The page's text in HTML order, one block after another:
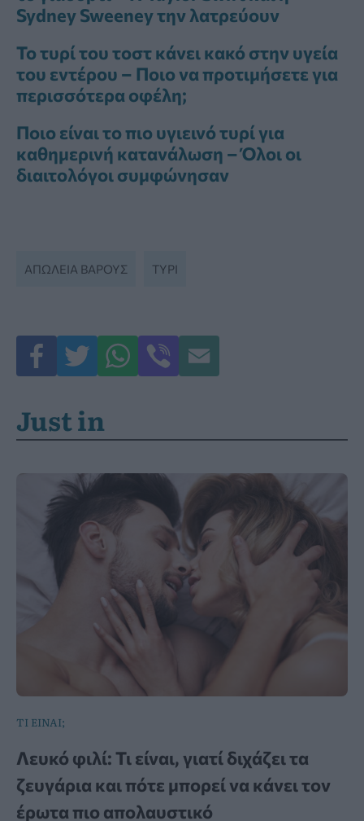
Sydney Sweeney την λατρεύουν
Το τυρί του τοστ κάνει κακό στην υγεία
του εντέρου – Ποιο να προτιμήσετε για
περισσότερα οφέλη;
Ποιο είναι το πιο υγιεινό τυρί για
καθημερινή κατανάλωση – Όλοι οι
διαιτολόγοι συμφώνησαν
ΑΠΏΛΕΙΑ ΒΆΡΟΥΣ ΤΥΡΊ
Just in
ΤΙ ΕΙΝΑΙ;
Λευκό φιλί: Τι είναι, γιατί διχάζει τα
ζευγάρια και πότε μπορεί να κάνει τον
έρωτα πιο απολαυστικό